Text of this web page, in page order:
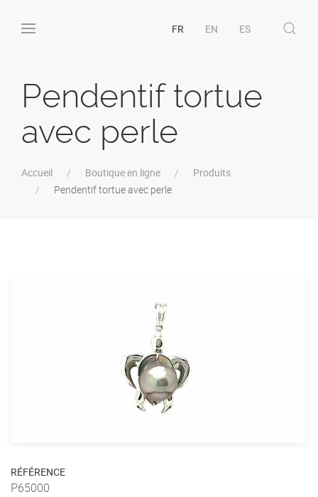
FR EN ES
Pendentif tortue
avec perle
Accueil Boutique en ligne
Produits
Pendentif tortue avec perle
RÉFÉRENCE
P65000